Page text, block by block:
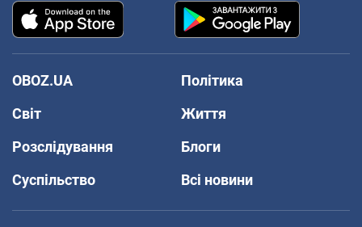
OBOZ.UA
Політика
Світ
Життя
Розслідування
Блоги
Суспільство
Всі новини